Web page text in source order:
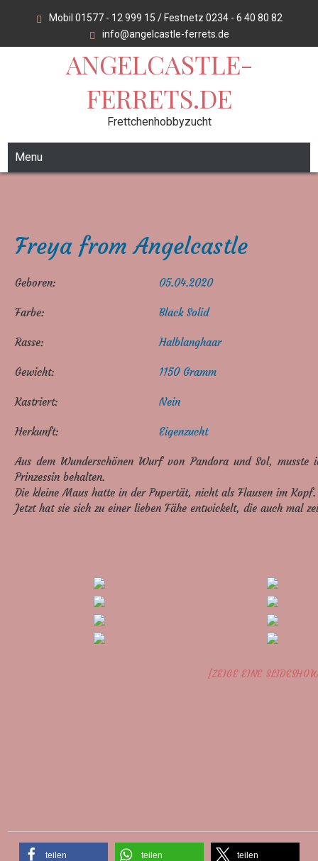
Mobil 01577 - 12 999 15 / Festnetz 0234 - 6 40 80 82
info@angelcastle-ferrets.de
ANGELCASTLE-
FERRETS.DE
Frettchenhobbyzucht
Menu
Freya from Angelcastle
Geboren: 05.04.2020
Farbe: Black Solid
Rasse: Halblanghaar
Gewicht: 1150 Gramm
Kastriert: Nein
Herkunft: Eigenzucht
Aus dem Wunderschönen Wurf von Pandora und Sol, musste
Prinzessin behalten.
Die kleine Maus hatte in der Pupertät, nicht als Flausen im
Jetzt hat sie sich zu einer lieben Fähe entwickelt, die auch mal
[ZEIGE EINE
teilen teilen teilen